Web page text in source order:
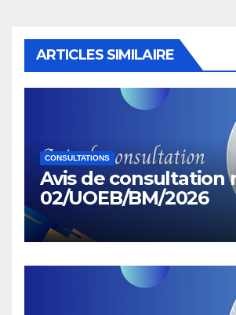
ARTICLES SIMILAIRE
CONSULTATIONS
Avis de consultation
02/UOEB/BM/2026